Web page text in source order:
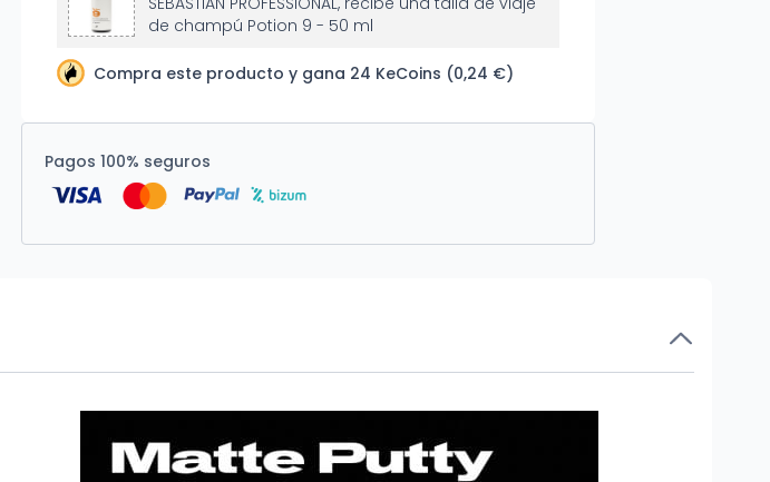
de champú Potion 9 - 50 ml
Compra este producto y gana 24 KeCoins (0,24 €)
Pagos 100% seguros